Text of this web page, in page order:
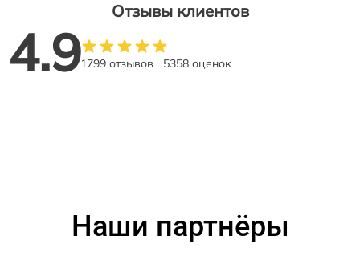
Отзывы клиентов
4.91799 отзывов 5358 оценок
Наши партнёры